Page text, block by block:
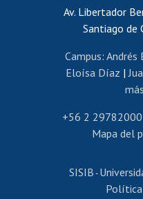
Certificado
Editar
Revalidación y
Postulación al
Av. Libertador
Santiago de
Campus: Andrés
Eloísa Díaz |
+56 2 29782000
Mapa del
SISIB -
Política